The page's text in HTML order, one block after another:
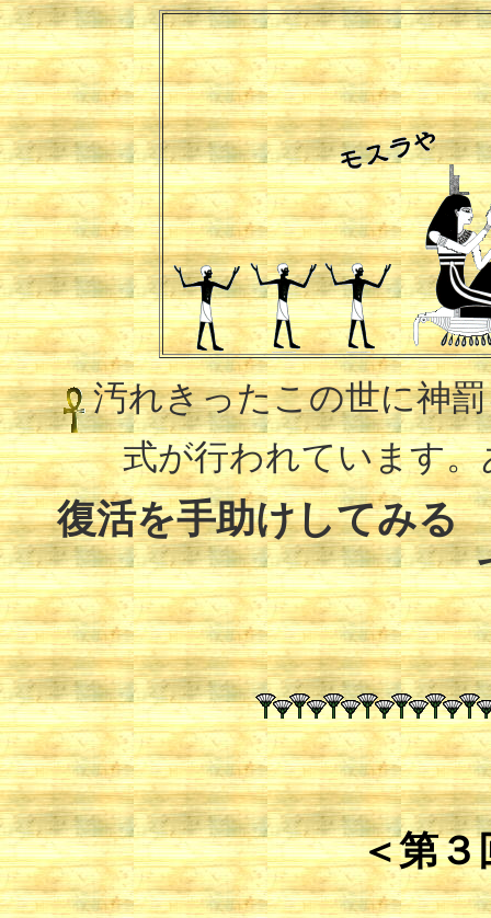
汚れきったこの世に神
式が行われています
復活を手助けしてみ
＜第３